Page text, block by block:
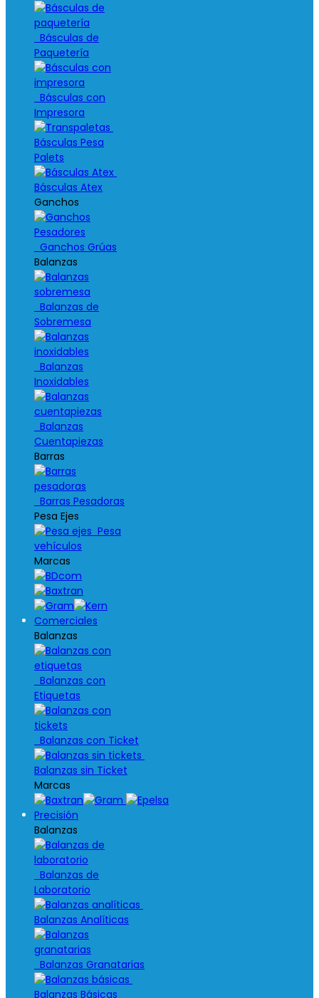
Básculas de
Paquetería
Básculas con
Impresora
Básculas Pesa
Palets
Básculas Atex
Ganchos
Ganchos Grúas
Balanzas
Balanzas de
Sobremesa
Balanzas
Inoxidables
Balanzas
Cuentapiezas
Barras
Barras Pesadoras
Pesa Ejes
Pesa
vehículos
Marcas
Comerciales
Balanzas
Balanzas con
Etiquetas
Balanzas con Ticket
Balanzas sin Ticket
Marcas
Precisión
Balanzas
Balanzas de
Laboratorio
Balanzas Analíticas
Balanzas Granatarias
Balanzas Básicas